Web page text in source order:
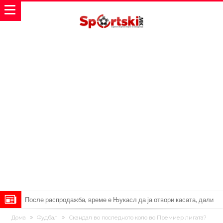
Ова што се случи на другиот крај од планетата најдобро покажува
кој е и што е Лука Модриќ
Феран Торес кажал “да” на Пари Сен Жермен
Дома Фудбал
Скандал во последното коло во Премиер лигата?